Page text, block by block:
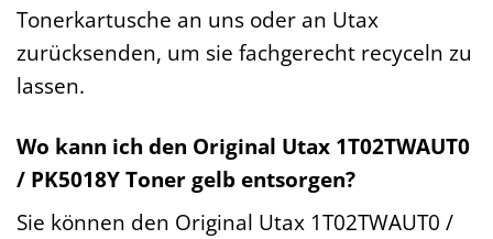
Tonerkartusche an uns oder an Utax
zurücksenden, um sie fachgerecht recyceln zu
lassen.
Wo kann ich den Original Utax 1T02TWAUT0
/ PK5018Y Toner gelb entsorgen?
Sie können den Original Utax 1T02TWAUT0 /